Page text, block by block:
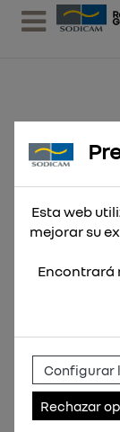
Broca
Esta web
mejorar su
Encontrará
Configurar
Rechazar